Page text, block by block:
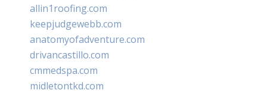
allin1roofing.com
keepjudgewebb.com
anatomyofadventure.com
drivancastillo.com
cmmedspa.com
midletontkd.com